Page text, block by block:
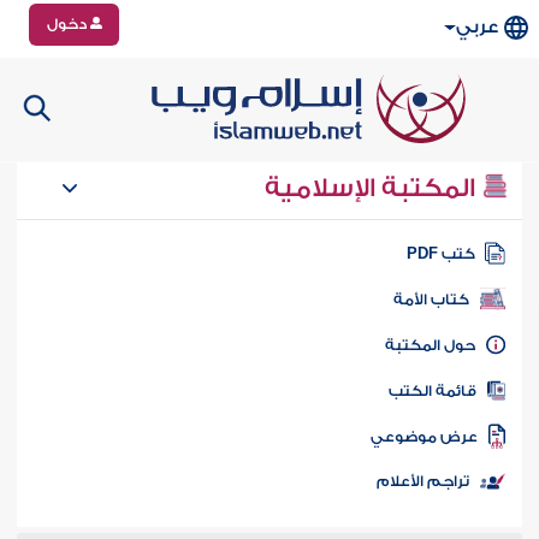
عربي دخول
المكتبة الإسلامية
كتب PDF
كتاب الأمة
المكتبة
الكتب
موضوعي